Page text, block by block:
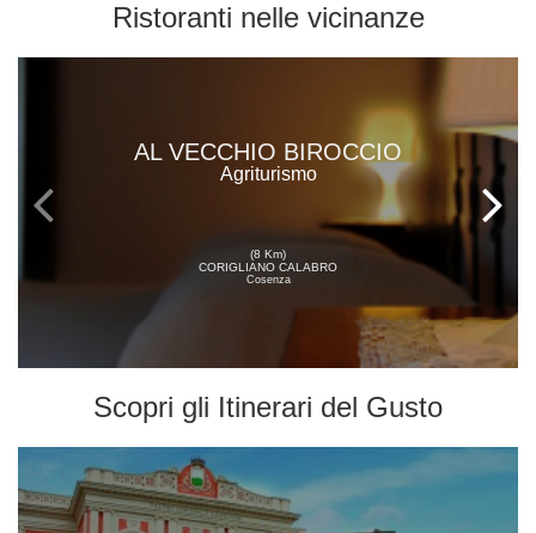
Ristoranti nelle vicinanze
AL VECCHIO BIROCCIO
Agriturismo
(8 Km)
CORIGLIANO CALABRO
Cosenza
Scopri gli Itinerari del Gusto